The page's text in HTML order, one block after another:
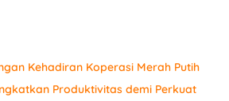
Kehadiran Koperasi Merah Putih
Produktivitas demi Perkuat